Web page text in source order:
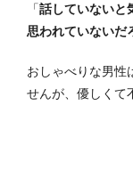
「話していないと
思われていないだ
おしゃべりな男性
せんが、優しくて